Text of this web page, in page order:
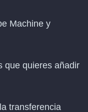
Machine y
que quieres añadir
transferencia